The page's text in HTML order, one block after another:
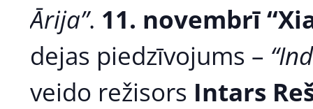
Ārija”. 11. novembrī
dejas piedzīvojums –
veido režisors Intars